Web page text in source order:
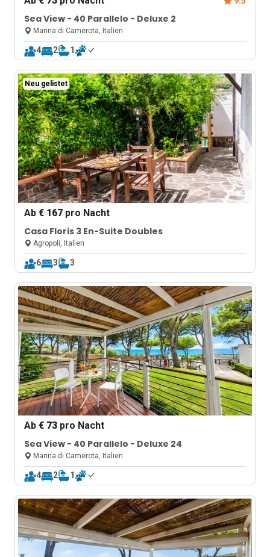
Sea View - 40 Parallelo - Deluxe 2
Marina di Camerota, Italien
4 2 1
Neu gelistet
Ab€ 167 pro Nacht
Casa Floris 3 En-Suite Doubles
Agropoli, Italien
6 3 3
Ab€ 73 pro Nacht
Sea View - 40 Parallelo - Deluxe 24
Marina di Camerota, Italien
4 2 1